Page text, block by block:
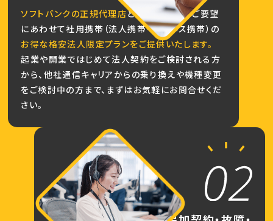
ソフトバンクの正規代理店として、お客様のご要望
にあわせて社用携帯（法人携帯・ビジネス携帯）の
お得な格安法人限定プランをご提供いたします。
起業や開業ではじめて法人契約をご検討される方
から、他社通信キャリアからの乗り換えや機種変更
をご検討中の方まで、まずはお気軽にお問合せくだ
さい。